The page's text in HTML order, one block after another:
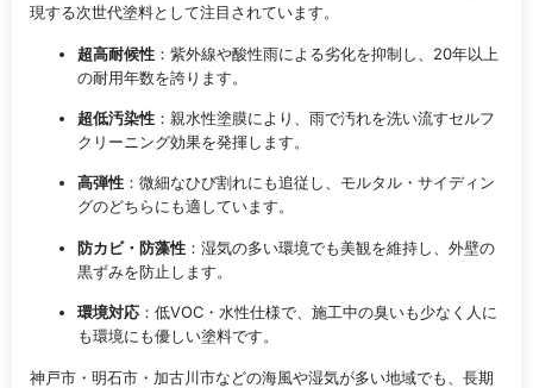
現する次世代塗料として注目されています。
超高耐候性 ：紫外線や酸性雨による劣化を抑制し、20年以上
の耐用年数を誇ります。
超低汚染性 ：親水性塗膜により、雨で汚れを洗い流すセルフ
クリーニング効果を発揮します。
高弾性 ：微細なひび割れにも追従し、モルタル・サイディン
グのどちらにも適しています。
防カビ・防藻性 ：湿気の多い環境でも美観を維持し、外壁の
黒ずみを防止します。
環境対応 ：低VOC・水性仕様で、施工中の臭いも少なく人に
も環境にも優しい塗料です。
神戸市・明石市・加古川市などの海風や湿気が多い地域でも、長期